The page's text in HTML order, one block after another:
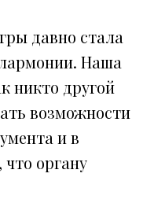
давно стала
Наша
никто другой
возможности
и в
что органу